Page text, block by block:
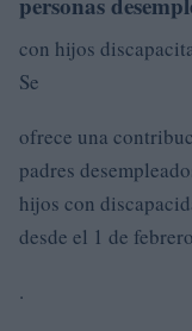
con hijos
Se
ofrece una
padres
hijos con
desde el 1 de
.